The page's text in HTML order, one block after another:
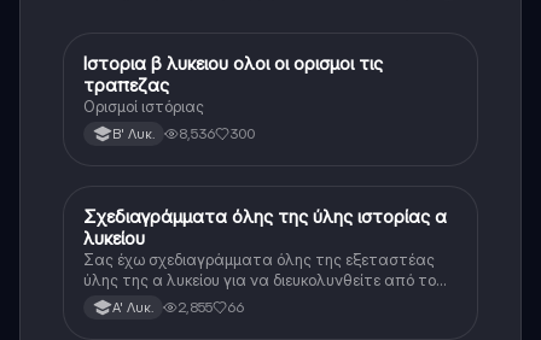
Ιστορία
Ιστορια β λυκειου ολοι οι ορισμοι τις
τραπεζας
Ορισμοί ιστόριας
Β' Λυκ. 8,536 300
Ιστορία
Σχεδιαγράμματα όλης της ύλης ιστορίας α
λυκείου
Σας έχω σχεδιαγράμματα όλης της εξεταστέας
ύλης της α λυκείου για να διευκολυνθείτε από το
τεράστιο βάρος του βιβλίου
Α' Λυκ. 2,855 66